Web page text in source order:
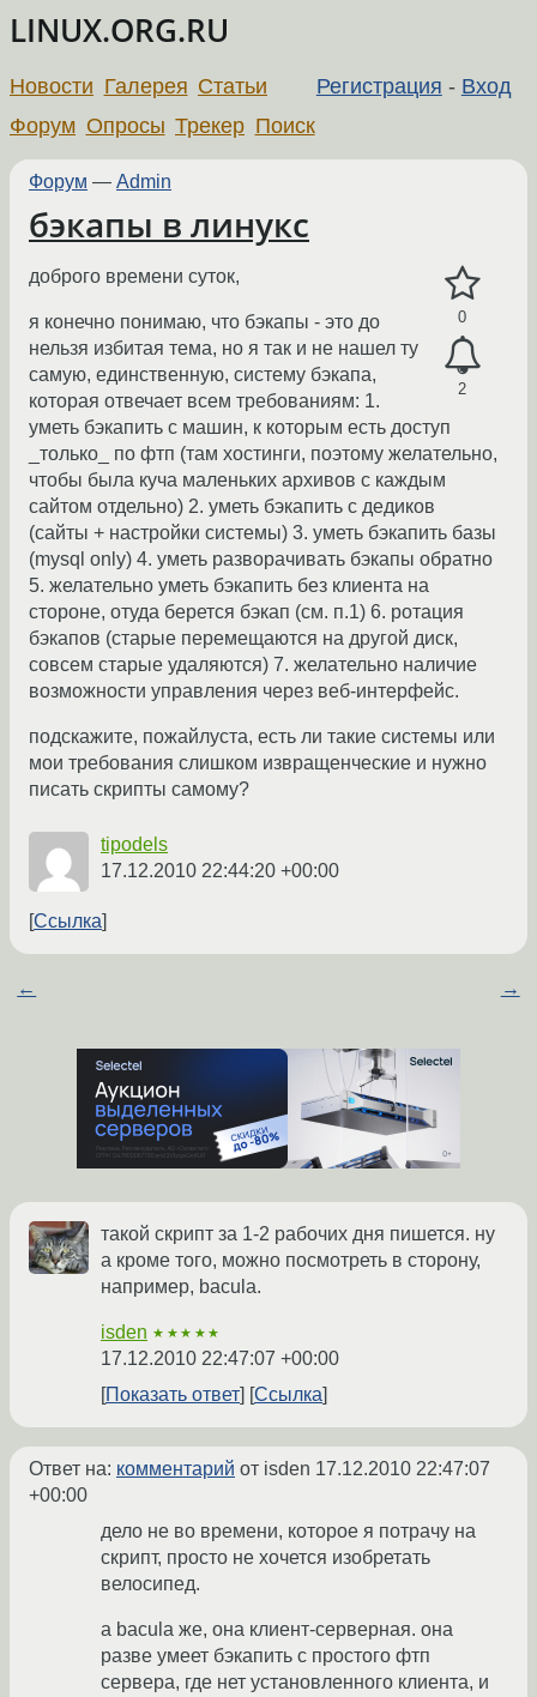
LINUX.ORG.RU
Регистрация - Вход
Новости Галерея Статьи
Форум Опросы Трекер Поиск
Форум — Admin
бэкапы в линукс
0
2
доброго времени суток,
я конечно понимаю, что бэкапы - это до
нельзя избитая тема, но я так и не нашел ту
самую, единственную, систему бэкапа,
которая отвечает всем требованиям: 1.
уметь бэкапить с машин, к которым есть доступ
_только_ по фтп (там хостинги, поэтому желательно,
чтобы была куча маленьких архивов с каждым
сайтом отдельно) 2. уметь бэкапить с дедиков
(сайты + настройки системы) 3. уметь бэкапить базы
(mysql only) 4. уметь разворачивать бэкапы обратно
5. желательно уметь бэкапить без клиента на
стороне, отуда берется бэкап (см. п.1) 6. ротация
бэкапов (старые перемещаются на другой диск,
совсем старые удаляются) 7. желательно наличие
возможности управления через веб-интерфейс.
подскажите, пожайлуста, есть ли такие системы или
мои требования слишком извращенческие и нужно
писать скрипты самому?
tipodels
17.12.2010 22:44:20 +00:00
Ссылка
← →
такой скрипт за 1-2 рабочих дня пишется. ну
а кроме того, можно посмотреть в сторону,
например, bacula.
isden ★★★★★
17.12.2010 22:47:07 +00:00
Показать ответ
Ссылка
Ответ на: комментарий от isden 17.12.2010 22:47:07
+00:00
дело не во времени, которое я потрачу на
скрипт, просто не хочется изобретать
велосипед.
а bacula же, она клиент-серверная. она
разве умеет бэкапить с простого фтп
сервера, где нет установленного клиента, и